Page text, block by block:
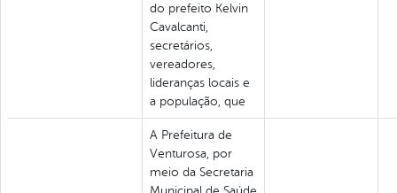
do prefeito Kelvin
Cavalcanti,
secretários,
vereadores,
lideranças locais e
a população, que
A Prefeitura de
Venturosa, por
meio da Secretaria